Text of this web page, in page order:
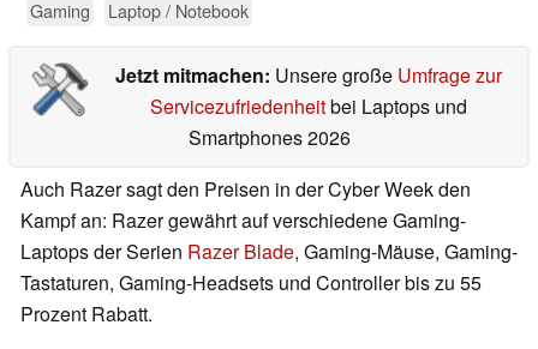
Gaming
Laptop / Notebook
Jetzt mitmachen: Unsere große Umfrage zur
Servicezufriedenheitbei Laptops und
Smartphones 2026
Auch Razer sagt den Preisen in der Cyber Week den
Kampf an: Razer gewährt auf verschiedene Gaming-
Laptops der Serien Razer Blade, Gaming-Mäuse, Gaming-
Tastaturen, Gaming-Headsets und Controller bis zu 55
Prozent Rabatt.